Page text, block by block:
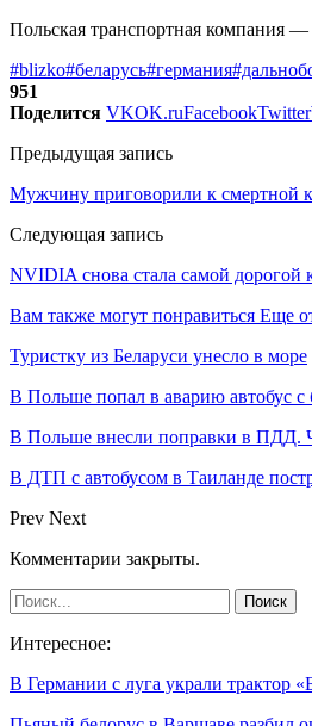
Польская транспортная компания
#blizko#беларусь#германия
951
Поделится VKOK.ruFacebookTwitter
Предыдущая запись
Мужчину приговорили к смертной
Следующая запись
NVIDIA снова стала самой дорогой
Вам также могут понравиться Еще
Туристку из Беларуси унесло в море
В Польше попал в аварию автобус с
В Польше внесли поправки в ПДД.
В ДТП с автобусом в Таиланде
Prev Next
Комментарии закрыты.
Интересное:
В Германии с луга украли трактор